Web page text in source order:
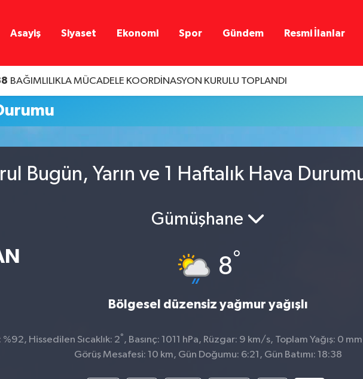
Asayiş Siyaset Ekonomi Spor Gündem Resmi İlanlar
BAĞIMLILIKLA MÜCADELE KOORDİNASYON KURULU TOPLANDI
Bugün, Yarın ve 1 Haftalık Hava
Gümüşhane
8°
Bölgesel düzensiz yağmur yağışlı
%92, Hissedilen Sıcaklık: 2°, Basınç: 1011 hPa, Rüzgar: 9 km/s, Toplam Yağış: 0
Görüş Mesafesi: 10 km, Gün Doğumu: 6:21, Gün Batımı: 18:38